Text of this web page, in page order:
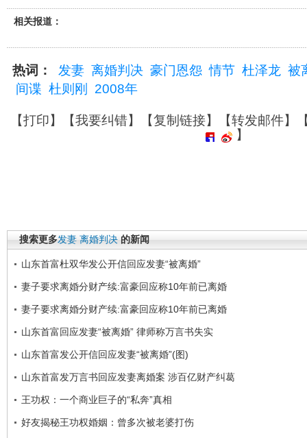
相关报道：
热词： 发妻 离婚判决 豪门恩怨 情节 杜泽龙 被
间谍 杜则刚 2008年
【打印】【我要纠错】【复制链接】【转发邮件】
】
搜索更多发妻 离婚判决 的新闻
山东首富杜双华发公开信回应发妻“被离婚”
妻子要求离婚分财产续:富豪回应称10年前已离婚
妻子要求离婚分财产续:富豪回应称10年前已离婚
山东首富回应发妻“被离婚” 律师称万言书失实
山东首富发公开信回应发妻“被离婚”(图)
山东首富发万言书回应发妻离婚案 涉百亿财产纠葛
王功权：一个商业巨子的“私奔”真相
好友揭秘王功权婚姻：曾多次被老婆打伤